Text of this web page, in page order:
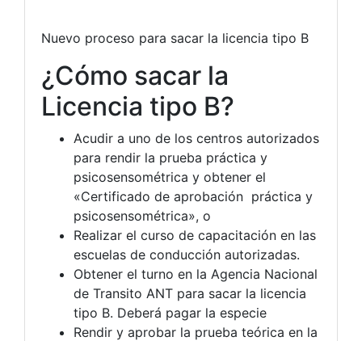
Nuevo proceso para sacar la licencia tipo B
¿Cómo sacar la
Licencia tipo B?
Acudir a uno de los centros autorizados
para rendir la prueba práctica y
psicosensométrica y obtener el
«Certificado de aprobación práctica y
psicosensométrica», o
Realizar el curso de capacitación en las
escuelas de conducción autorizadas.
Obtener el turno en la Agencia Nacional
de Transito ANT para sacar la licencia
tipo B. Deberá pagar la especie
Rendir y aprobar la prueba teórica en la